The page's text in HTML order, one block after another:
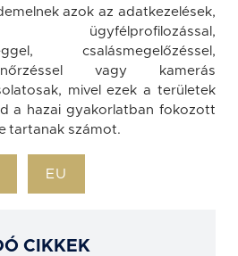
azok az adatkezelések,
csalásmegelőzéssel,
vagy kamerás
mivel ezek a területek
a hazai gyakorlatban fokozott
tartanak számot.
EU
CIKKEK